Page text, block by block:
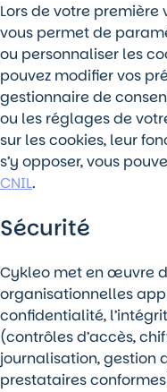
Lors de votre première
vous permet de
ou personnaliser les
pouvez modifier vos
gestionnaire de
ou les réglages de
sur les cookies, leur
s’y opposer, vous
CNIL.
Sécurité
Cykleo met en œuvre
organisationnelles
confidentialité,
(contrôles d’accès,
journalisation, gestion
prestataires